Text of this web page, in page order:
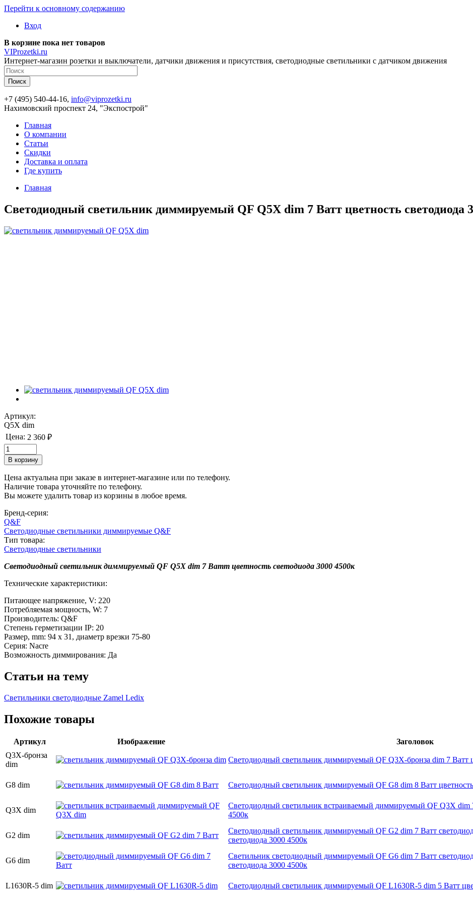
Перейти к основному содержанию
Вход
В корзине пока нет товаров
VIProzetki.ru
Интернет-магазин розетки и выключатели, датчики движения и присутствия, светодиодные светильники с датчиком движения
+7 (495) 540-44-16, info@viprozetki.ru
Нахимовский проспект 24, "Экспострой"
Главная
О компании
Статьи
Скидки
Доставка и оплата
Где купить
Главная
Светодиодный светильник диммируемый QF Q5X dim 7 Ватт цветность светодиода
Артикул:
Q5X dim
Цена: 2 360 ₽
Цена актуальна при заказе в интернет-магазине или по телефону.
Наличие товара уточняйте по телефону.
Вы можете удалить товар из корзины в любое время.
Бренд-серия:
Q&F
Светодиодные светильники диммируемые Q&F
Тип товара:
Светодиодные светильники
Светодиодный светильник диммируемый QF Q5X dim 7 Ватт цветность светодиода 3000 4500к
Технические характеристики:
Питающее напряжение, V: 220
Потребляемая мощность, W: 7
Производитель: Q&F
Степень герметизации IP: 20
Размер, mm: 94 х 31, диаметр врезки 75-80
Серия: Nacre
Возможность диммирования: Да
Статьи на тему
Светильники светодиодные Zamel Ledix
Похожие товары
Артикул Изображение Заголовок
Q3X-бронза
dim
Светодиодный светильник диммируемый QF Q3X-бронза dim 7 Ватт
G8 dim Светодиодный светильник диммируемый QF G8 dim 8 Ватт
Q3X dim
Светодиодный светильник встраиваемый диммируемый QF Q3X dim
4500к
G2 dim
Светодиодный светильник диммируемый QF G2 dim 7 Ватт
светодиода 3000 4500к
G6 dim
Cветильник светодиодный диммируемый QF G6 dim 7 Ватт
светодиода 3000 4500к
L1630R-5 dim Светодиодный светильник диммируемый QF L1630R-5 dim 5 Ватт